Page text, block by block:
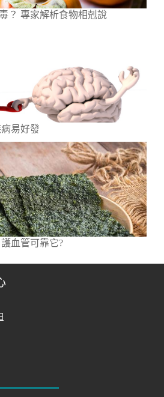
？ 專家解析食物相剋說
易好發
血管可靠它?